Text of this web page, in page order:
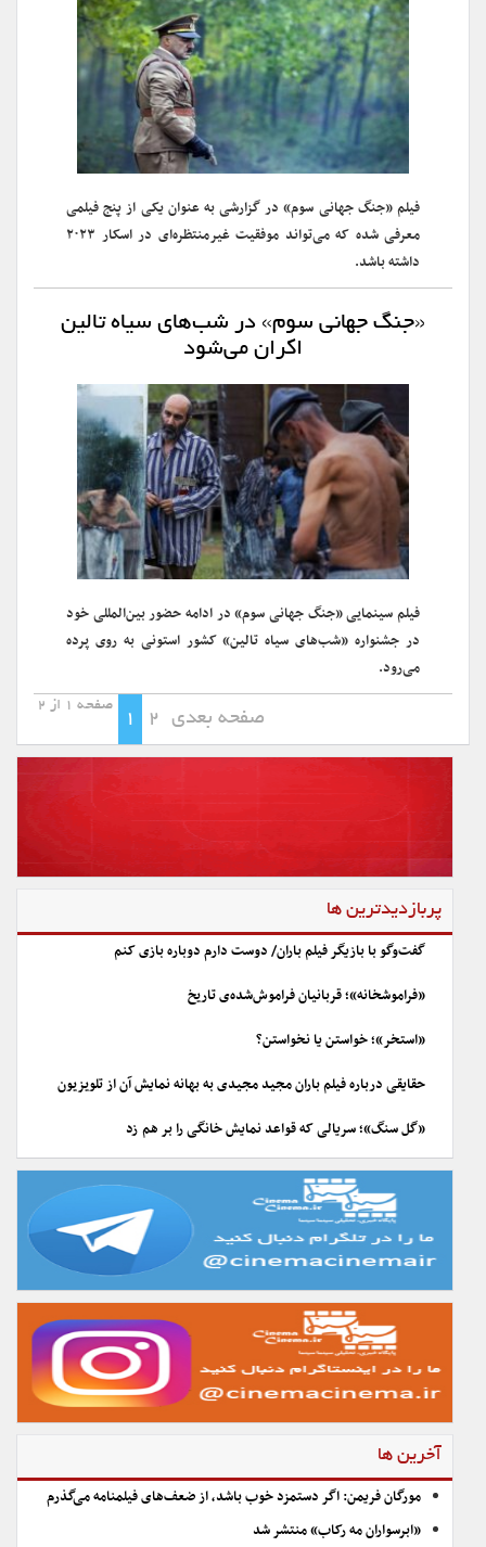
فیلم «جنگ جهانی سوم» در گزارشی به عنوان یکی از پنج فیلمی
معرفی شده که می‌تواند موفقیت غیرمنتظره‌ای در اسکار ۲۰۲۳
داشته باشد.
«جنگ جهانی سوم» در شب‌های سیاه تالین
اکران می‌شود
فیلم سینمایی «جنگ جهانی سوم» در ادامه حضور بین‌المللی خود
در جشنواره «شب‌های سیاه تالین» کشور استونی به روی پرده
می‌رود.
صفحه 1 از 2
1 2 صفحه بعدی
پربازدیدترین ها
گفت‌وگو با بازیگر فیلم باران/ دوست دارم دوباره بازی کنم
«فراموشخانه»؛ قربانیان فراموش‌شده‌ی تاریخ
«استخر»؛ خواستن یا نخواستن؟
حقایقی درباره فیلم باران مجید مجیدی به بهانه نمایش آن از تلویزیون
«گل سنگ»؛ سریالی که قواعد نمایش خانگی را بر هم زد
آخرین ها
مورگان فریمن: اگر دستمزد خوب باشد، از ضعف‌های فیلمنامه می‌گذرم
«ابرسواران مه رکاب» منتشر شد